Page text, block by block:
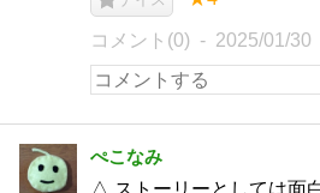
コメント(0) 2025/01/30
ぺこなみ
△ ストーリーとしては面